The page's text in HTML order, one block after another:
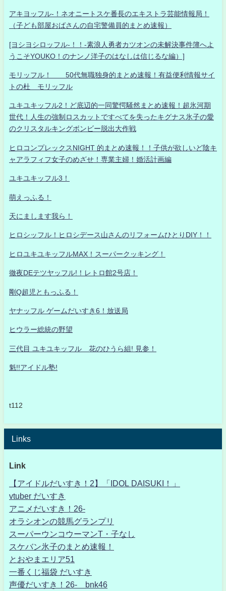
アキヨッフル-！ネオニートスケ番長のエキストラ芸能情報局！
（子ども部屋おばさんの自宅警備員的まとめ速報）
[ヨシヨシロッフル-！！-素浪人勇者カツオンの未解決事件簿へよ
うこそYOUKO！のナンノ洋子のはなしは信じるな編）]
モリッフル！ 50代無職独身的まとめ速報！有益便利情報サイ
トの杜 モリッフル
ユキユキッフル2！ど底辺的一同驚愕騒然まとめ速報！超氷河期
世代！人生の強制ロスカットですべてを失ったキグナス氷子の愛
のクリスタルキングボンビー脱出大作戦
ヒロコンプレックスNIGHT 的まとめ速報！！子供が欲しいど陰キ
ャアラフィフ女子のめざせ！専業主婦！婚活計画編
ユキユキッフル3！
萌えっふる！
天にまします我ら！
ヒロシッフル！ヒロシデース山さんのリフォームひとりDIY！！
ヒロユキユキッフルMAX！スーパークッキング！
徹夜DEテツヤッフル!！レトロ館2号店！
剛Q超児ともっふる！
ヤナッフル ゲームだいすき6！放送局
ヒウラー総統の野望
三代目 ユキユキッフル 花のひうら組! 見参！
魁!!アイドル塾!
t112
Links
Link
【アイドルだいすき！2】「IDOL DAISUKI！」
vtuber だいすき
アニメだいすき！26-
オラシオンの競馬グランプリ
スーパーウンコウーマンT・子なし
スケバン氷子のまとめ速報！
とおやまエリア51
一番くじ福袋 だいすき
声優だいすき！26- bnk46